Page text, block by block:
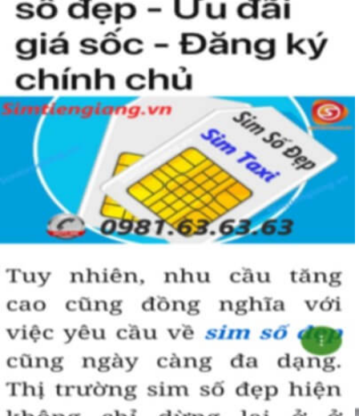
nào rồi?
Hướng dẫn mua Sim Tứ Quý 2 tại
Simtiengiang.vn.
Sim Tiền Giang là đơn vị cung cấp
Tứ Quý, sim giá rẻ uy
tín chất lượng.
Chọn mua sim số đẹp thường mất nhiều thời gian ở khoản lựa số,
một số phải vừa đẹp, vừa tốt về phong thủy thì mới là sim hoàn
hảo. Vậy phải làm sao?
- Cách nhanh nhất để chọn mua được Sim Tứ Quý 2 là bạn vào
trang chủ của Sim Tiền Giang, chọn mục “
Sim giảm giá
“ ở ngay đầu